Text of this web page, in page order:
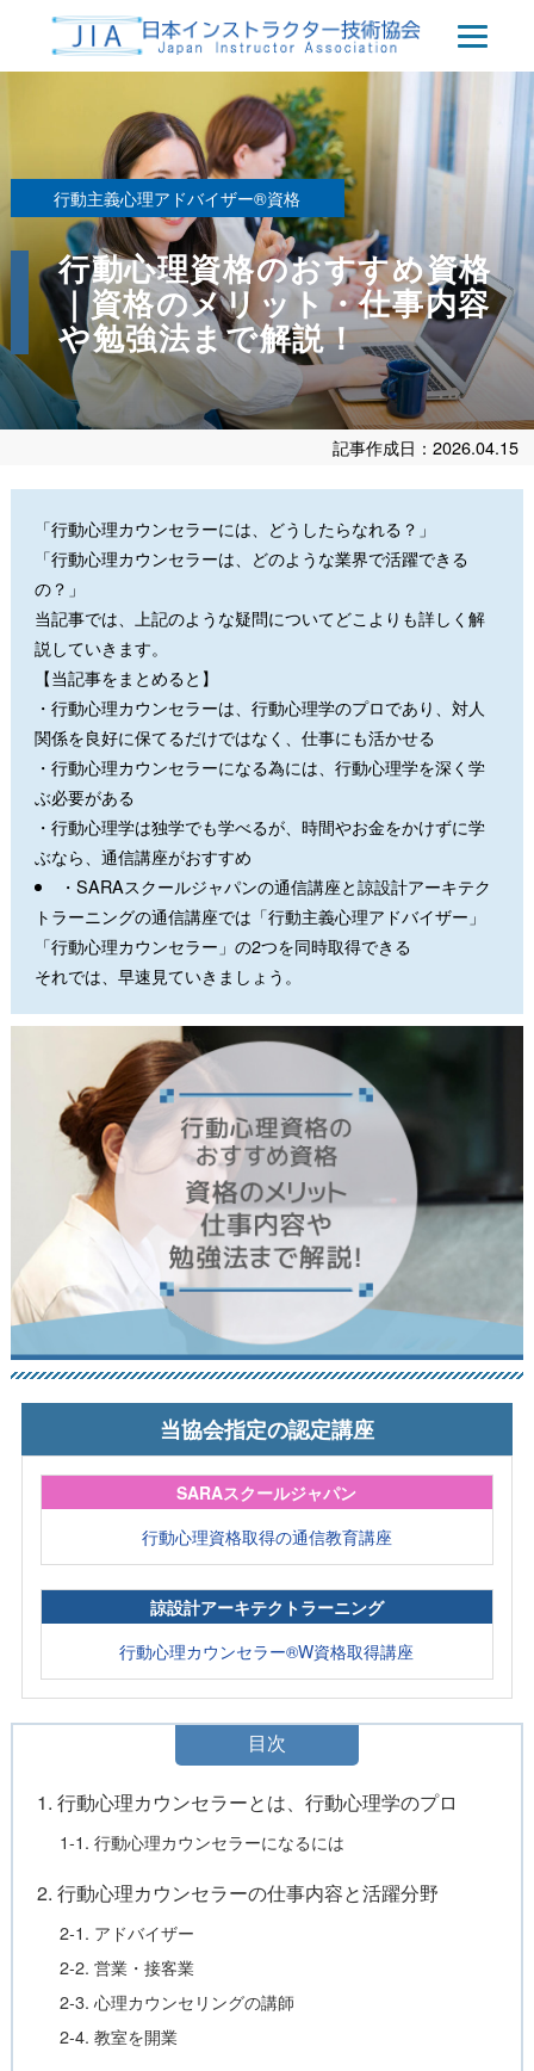
行動主義心理アドバイザー®資格
行動心理資格のおすすめ資格
｜資格のメリット・仕事内容
や勉強法まで解説！
記事作成日：2026.04.15
「行動心理カウンセラーには、どうしたらなれる？」
「行動心理カウンセラーは、どのような業界で活躍できる
の？」
当記事では、上記のような疑問についてどこよりも詳しく解
説していきます。
【当記事をまとめると】
・行動心理カウンセラーは、行動心理学のプロであり、対人
関係を良好に保てるだけではなく、仕事にも活かせる
・行動心理カウンセラーになる為には、行動心理学を深く学
ぶ必要がある
・行動心理学は独学でも学べるが、時間やお金をかけずに学
ぶなら、通信講座がおすすめ
・SARAスクールジャパンの通信講座と諒設計アーキテク
トラーニングの通信講座では「行動主義心理アドバイザー」
「行動心理カウンセラー」の2つを同時取得できる
それでは、早速見ていきましょう。
当協会指定の認定講座
SARAスクールジャパン
行動心理資格取得の通信教育講座
諒設計アーキテクトラーニング
行動心理カウンセラー®W資格取得講座
目次
1. 行動心理カウンセラーとは、行動心理学のプロ
1-1. 行動心理カウンセラーになるには
2. 行動心理カウンセラーの仕事内容と活躍分野
2-1. アドバイザー
2-2. 営業・接客業
2-3. 心理カウンセリングの講師
2-4. 教室を開業